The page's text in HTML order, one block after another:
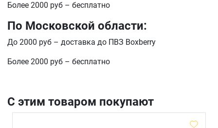
Более 2000 руб – бесплатно
По Московской области:
До 2000 руб – доставка до ПВЗ Boxberry
Более 2000 руб – бесплатно
С этим товаром покупают